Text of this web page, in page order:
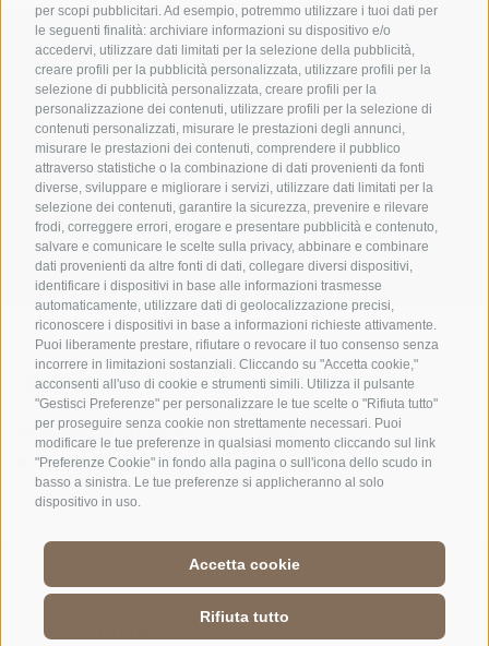
per scopi pubblicitari. Ad esempio, potremmo utilizzare i tuoi dati per
le seguenti finalità: archiviare informazioni su dispositivo e/o
accedervi, utilizzare dati limitati per la selezione della pubblicità,
creare profili per la pubblicità personalizzata, utilizzare profili per la
selezione di pubblicità personalizzata, creare profili per la
personalizzazione dei contenuti, utilizzare profili per la selezione di
contenuti personalizzati, misurare le prestazioni degli annunci,
misurare le prestazioni dei contenuti, comprendere il pubblico
attraverso statistiche o la combinazione di dati provenienti da fonti
diverse, sviluppare e migliorare i servizi, utilizzare dati limitati per la
selezione dei contenuti, garantire la sicurezza, prevenire e rilevare
frodi, correggere errori, erogare e presentare pubblicità e contenuto,
salvare e comunicare le scelte sulla privacy, abbinare e combinare
dati provenienti da altre fonti di dati, collegare diversi dispositivi,
identificare i dispositivi in base alle informazioni trasmesse
automaticamente, utilizzare dati di geolocalizzazione precisi,
riconoscere i dispositivi in base a informazioni richieste attivamente.
Puoi liberamente prestare, rifiutare o revocare il tuo consenso senza
incorrere in limitazioni sostanziali. Cliccando su "Accetta cookie,"
acconsenti all'uso di cookie e strumenti simili. Utilizza il pulsante
"Gestisci Preferenze" per personalizzare le tue scelte o "Rifiuta tutto"
per proseguire senza cookie non strettamente necessari. Puoi
modificare le tue preferenze in qualsiasi momento cliccando sul link
"Preferenze Cookie" in fondo alla pagina o sull'icona dello scudo in
basso a sinistra. Le tue preferenze si applicheranno al solo
dispositivo in uso.
Accetta cookie
Rifiuta tutto
UFFICIO PER IL PARCO NAZIONALE DELLO STELVIO
SOCIAL MEDIA POLICY | CREDITS | MAPPA DEL SITO | COOKIE POLICY | PRIVACY
Preferenze Cookies
CONTATTI CENTRI VISITATORI
ESPERIENZE GUIDATE
NELLA NATURA
SCUOLE